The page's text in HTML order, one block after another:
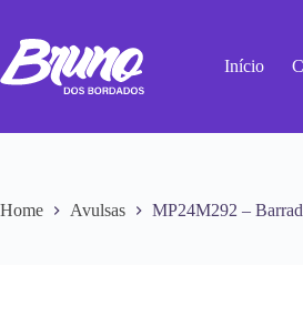
Início
Home Avulsas MP24M292 –